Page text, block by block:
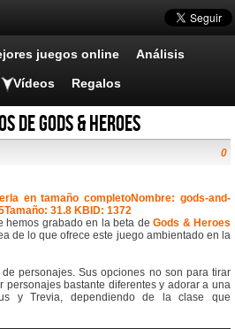
juegos online Análisis
Vídeos Regalos
de Gods & Heroes
0
hemos grabado en la beta de Gods & Heroes
de lo que ofrece este juego ambientado en la
personajes. Sus opciones no son para tirar
personajes bastante diferentes y adorar a una
y Trevia, dependiendo de la clase que